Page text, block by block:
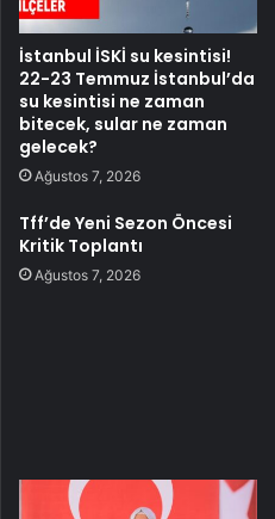
İstanbul İSKİ su kesintisi!
22-23 Temmuz İstanbul’da
su kesintisi ne zaman
bitecek, sular ne zaman
gelecek?
Ağustos 7, 2026
Tff’de Yeni Sezon Öncesi
Kritik Toplantı
Ağustos 7, 2026